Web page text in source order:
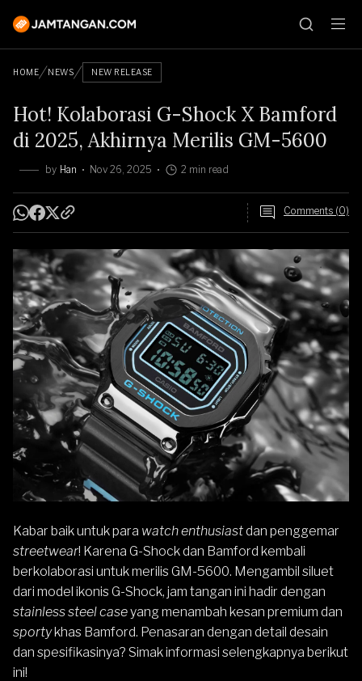
HOME NEWS NEW RELEASE
Hot! Kolaborasi G-Shock X Bamford
di 2025, Akhirnya Merilis GM-5600
by Han Nov 26, 2025 2 min read
Comments (0)
Kabar baik untuk para watch enthusiastdan penggemar
streetwear! Karena G-Shockdan Bamford kembali
berkolaborasi untuk merilisGM-5600. Mengambil siluet
dari model ikonis G-Shock, jam tangan ini hadir dengan
stainless steel caseyang menambah kesan premium dan
sportykhas Bamford. Penasaran dengan detail desain
dan spesifikasinya? Simak informasi selengkapnya berikut
ini!